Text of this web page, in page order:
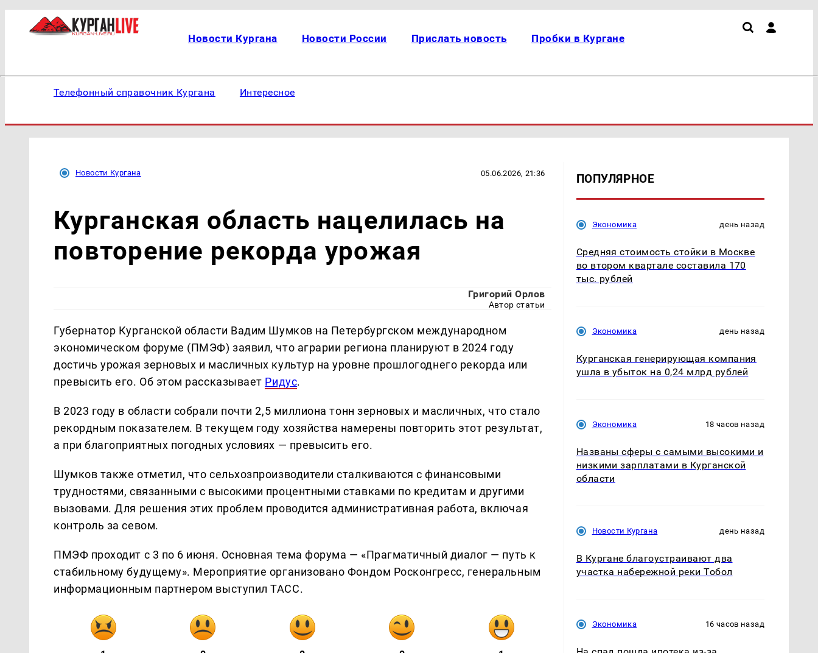
Новости Кургана Новости России Прислать новость Пробки в Кургане
Телефонный справочник Кургана Интересное
Новости Кургана 05.06.2026, 21:36
Курганская область нацелилась на
повторение рекорда урожая
Григорий Орлов
Автор статьи
Губернатор Курганской области Вадим Шумков на Петербургском международном
экономическом форуме (ПМЭФ) заявил, что аграрии региона планируют в 2024 году
достичь урожая зерновых и масличных культур на уровне прошлогоднего рекорда или
превысить его. Об этом рассказывает Ридус.
В 2023 году в области собрали почти 2,5 миллиона тонн зерновых и масличных, что стало
рекордным показателем. В текущем году хозяйства намерены повторить этот результат,
а при благоприятных погодных условиях — превысить его.
Шумков также отметил, что сельхозпроизводители сталкиваются с финансовыми
трудностями, связанными с высокими процентными ставками по кредитам и другими
вызовами. Для решения этих проблем проводится административная работа, включая
контроль за севом.
ПМЭФ проходит с 3 по 6 июня. Основная тема форума — «Прагматичный диалог — путь к
стабильному будущему». Мероприятие организовано Фондом Росконгресс, генеральным
информационным партнером выступил ТАСС.
ПОПУЛЯРНОЕ
Экономика день назад
Средняя стоимость стойки в Москве
во втором квартале составила 170
тыс. рублей
Экономика день назад
Курганская генерирующая компания
ушла в убыток на 0,24 млрд рублей
Экономика 18 часов назад
Названы сферы с самыми высокими и
низкими зарплатами в Курганской
области
Новости Кургана день назад
В Кургане благоустраивают два
участка набережной реки Тобол
Экономика 16 часов назад